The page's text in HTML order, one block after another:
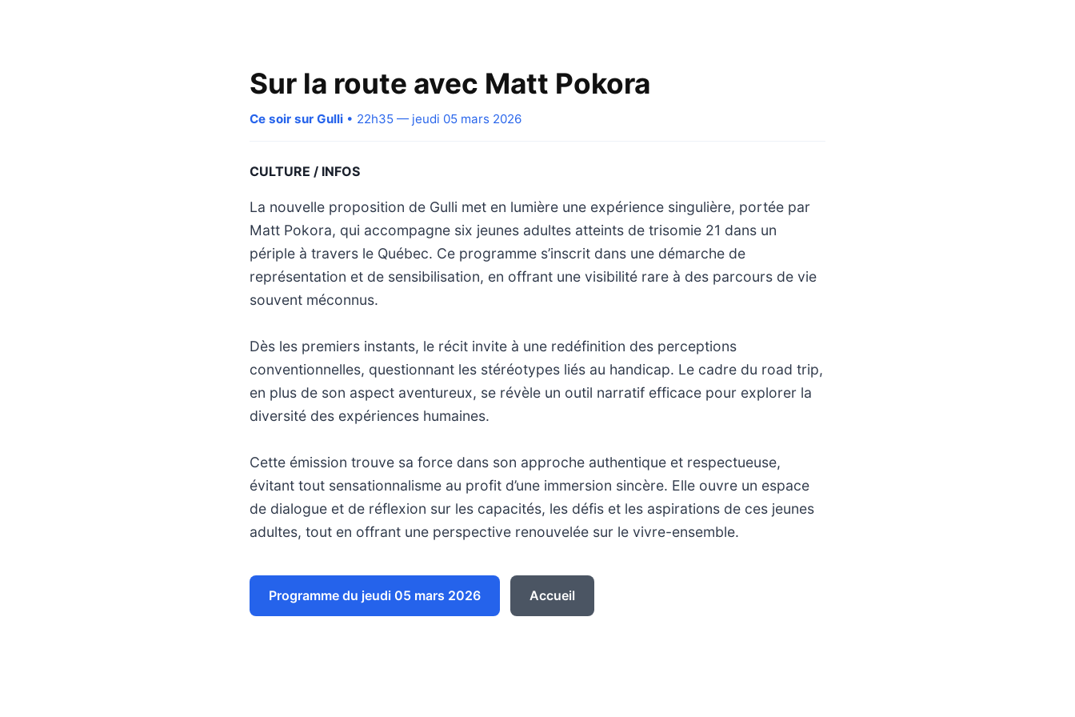
Sur la route avec Matt Pokora
Ce soir sur Gulli • 22h35 — jeudi 05 mars 2026
CULTURE / INFOS
La nouvelle proposition de Gulli met en lumière une expérience singulière, portée par
Matt Pokora, qui accompagne six jeunes adultes atteints de trisomie 21 dans un
périple à travers le Québec. Ce programme s’inscrit dans une démarche de
représentation et de sensibilisation, en offrant une visibilité rare à des parcours de vie
souvent méconnus.
Dès les premiers instants, le récit invite à une redéfinition des perceptions
conventionnelles, questionnant les stéréotypes liés au handicap. Le cadre du road trip,
en plus de son aspect aventureux, se révèle un outil narratif efficace pour explorer la
diversité des expériences humaines.
Cette émission trouve sa force dans son approche authentique et respectueuse,
évitant tout sensationnalisme au profit d’une immersion sincère. Elle ouvre un espace
de dialogue et de réflexion sur les capacités, les défis et les aspirations de ces jeunes
adultes, tout en offrant une perspective renouvelée sur le vivre-ensemble.
Programme du jeudi 05 mars 2026 Accueil